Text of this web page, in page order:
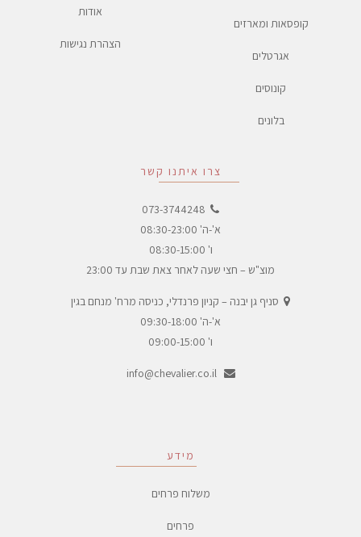
מידע
משלוח פרחים
פרחים
צרו איתנו קשר
073-3744248
א'-ה' 08:30-23:00
ו' 08:30-15:00
מוצ"ש – חצי שעה לאחר צאת שבת עד 23:00
סניף גן יבנה – קניון פרנדלי, כניסה מרח' מנחם בגין
א'-ה' 09:30-18:00
ו' 09:00-15:00
info@chevalier.co.il
קופסאות ומארזים
אגרטלים
קונוסים
בלונים
אודות
הצהרת נגישות